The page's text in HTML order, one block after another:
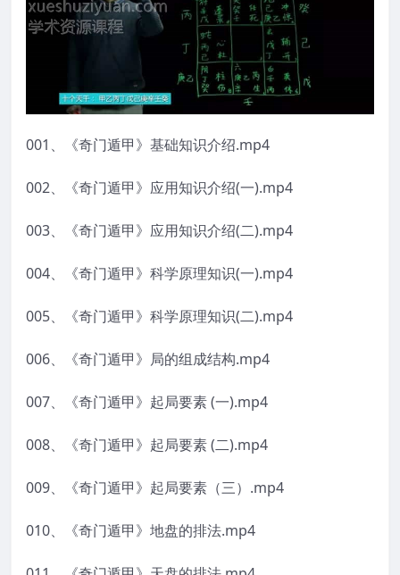
001、《奇门遁甲》基础知识介绍.mp4
002、《奇门遁甲》应用知识介绍(一).mp4
003、《奇门遁甲》应用知识介绍(二).mp4
004、《奇门遁甲》科学原理知识(一).mp4
005、《奇门遁甲》科学原理知识(二).mp4
006、《奇门遁甲》局的组成结构.mp4
007、《奇门遁甲》起局要素 (一).mp4
008、《奇门遁甲》起局要素 (二).mp4
009、《奇门遁甲》起局要素（三）.mp4
010、《奇门遁甲》地盘的排法.mp4